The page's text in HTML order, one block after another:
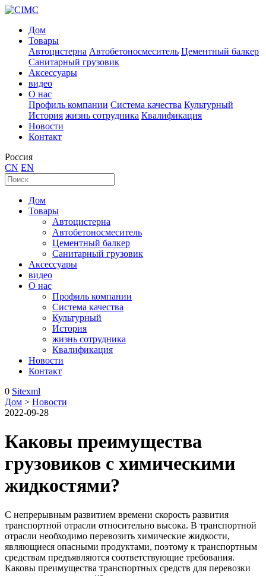
Дом
Товары
Автоцистерна Автобетоносмеситель Цементный балкер
Санитарный грузовик
Аксессуары
видео
О нас
Профиль компании Система качества Культурный
История жизнь сотрудника Квалификация
Новости
Контакт
Россия
CN EN
Дом
Товары
Автоцистерна
Автобетоносмеситель
Цементный балкер
Санитарный грузовик
Аксессуары
видео
О нас
Профиль компании
Система качества
Культурный
История
жизнь сотрудника
Квалификация
Новости
Контакт
0 Sitexml
Дом > Новости
2022-09-28
Каковы преимущества
грузовиков с химическими
жидкостями?
С непрерывным развитием времени скорость развития
транспортной отрасли относительно высока. В транспортной
отрасли необходимо перевозить химические жидкости,
являющиеся опасными продуктами, поэтому к транспортным
средствам предъявляются соответствующие требования.
Каковы преимущества транспортных средств для перевозки